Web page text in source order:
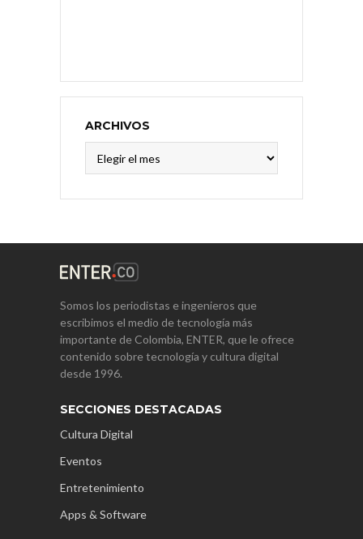
ARCHIVOS
Somos los periodistas e ingenieros que
escribimos el medio de tecnología más
importante de Colombia, ENTER, que le ofrece
contenido sobre tecnología y cultura digital
desde 1996.
SECCIONES DESTACADAS
Cultura Digital
Eventos
Entretenimiento
Apps & Software